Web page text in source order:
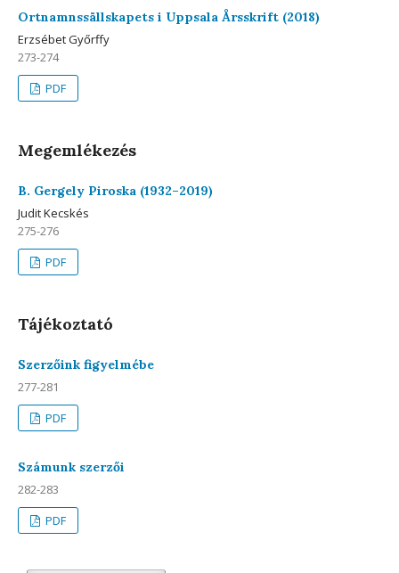
Ortnamnssällskapets i Uppsala Årsskrift (2018)
Erzsébet Győrffy
273-274
PDF
Megemlékezés
B. Gergely Piroska (1932–2019)
Judit Kecskés
275-276
PDF
Tájékoztató
Szerzőink figyelmébe
277-281
PDF
Számunk szerzői
282-283
PDF